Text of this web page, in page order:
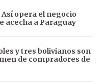
opera el negocio
acecha a Paraguay
y tres bolivianos son
de compradores de